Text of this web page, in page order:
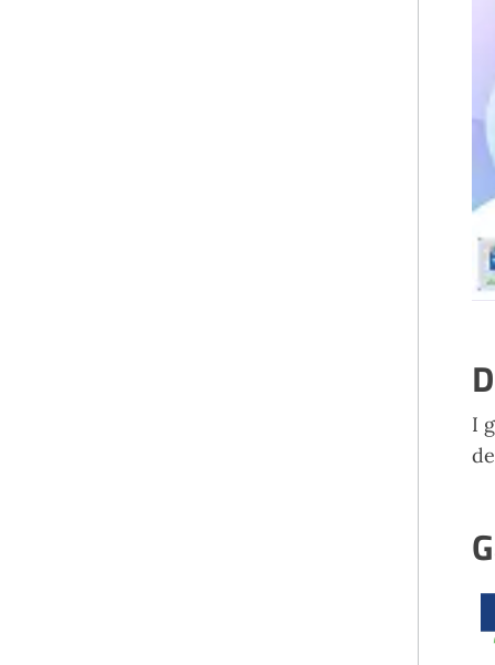
I